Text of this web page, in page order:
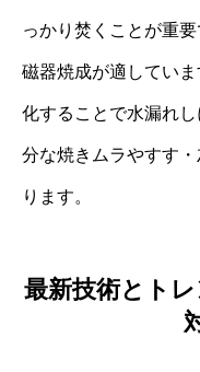
っかり焚くことが重
磁器焼成が適してい
化することで水漏れ
分な焼きムラやすす
ります。
最新技術とト